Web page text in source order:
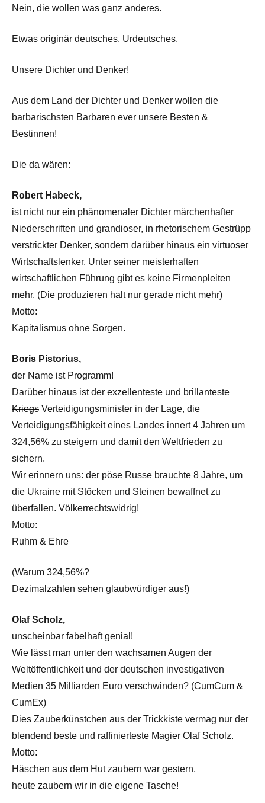
Nein, die wollen was ganz anderes.
Etwas originär deutsches. Urdeutsches.
Unsere Dichter und Denker!
Aus dem Land der Dichter und Denker wollen die
barbarischsten Barbaren ever unsere Besten &
Bestinnen!
Die da wären:
Robert Habeck,
ist nicht nur ein phänomenaler Dichter märchenhafter
Niederschriften und grandioser, in rhetorischem Gestrüpp
verstrickter Denker, sondern darüber hinaus ein virtuoser
Wirtschaftslenker. Unter seiner meisterhaften
wirtschaftlichen Führung gibt es keine Firmenpleiten
mehr. (Die produzieren halt nur gerade nicht mehr)
Motto:
Kapitalismus ohne Sorgen.
Boris Pistorius,
der Name ist Programm!
Darüber hinaus ist der exzellenteste und brillanteste
Kriegs Verteidigungsminister in der Lage, die
Verteidigungsfähigkeit eines Landes innert 4 Jahren um
324,56% zu steigern und damit den Weltfrieden zu
sichern.
Wir erinnern uns: der pöse Russe brauchte 8 Jahre, um
die Ukraine mit Stöcken und Steinen bewaffnet zu
überfallen. Völkerrechtswidrig!
Motto:
Ruhm & Ehre
(Warum 324,56%?
Dezimalzahlen sehen glaubwürdiger aus!)
Olaf Scholz,
unscheinbar fabelhaft genial!
Wie lässt man unter den wachsamen Augen der
Weltöffentlichkeit und der deutschen investigativen
Medien 35 Milliarden Euro verschwinden? (CumCum &
CumEx)
Dies Zauberkünstchen aus der Trickkiste vermag nur der
blendend beste und raffinierteste Magier Olaf Scholz.
Motto:
Häschen aus dem Hut zaubern war gestern,
heute zaubern wir in die eigene Tasche!